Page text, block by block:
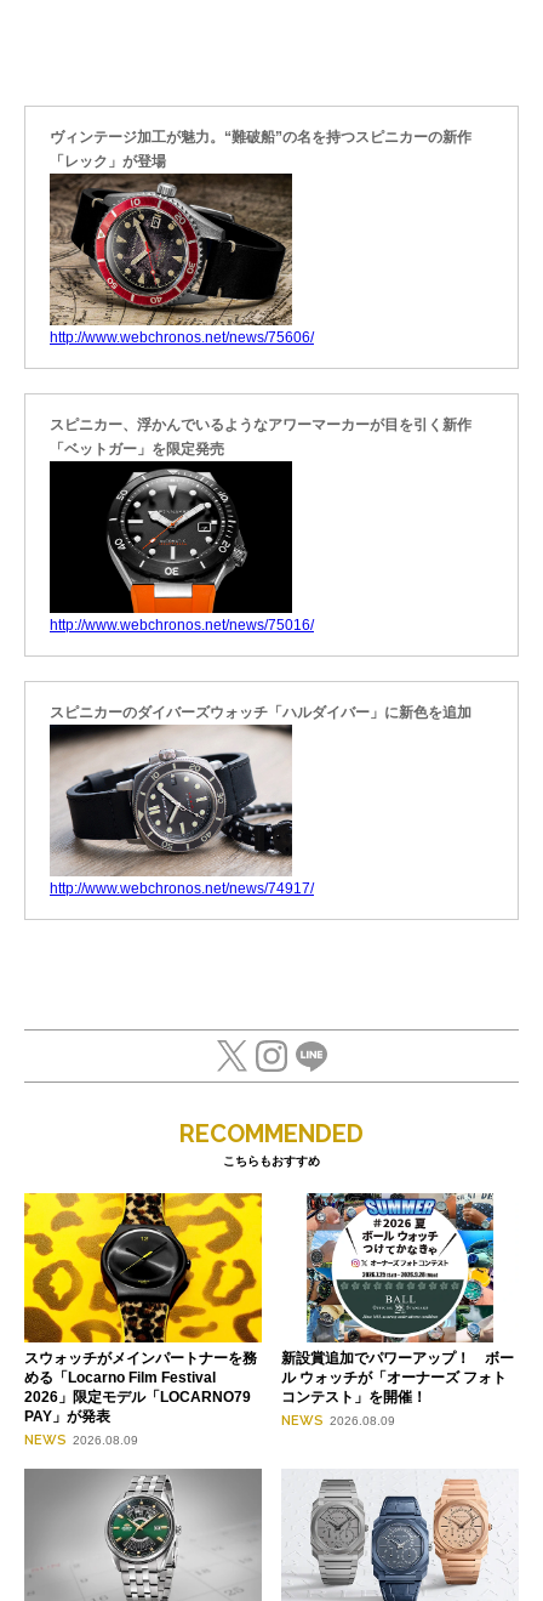
ヴィンテージ加工が魅力。“難破船”の名を持つスピニカーの新作
「レック」が登場
http://www.webchronos.net/news/75606/
スピニカー、浮かんでいるようなアワーマーカーが目を引く新作
「ベットガー」を限定発売
http://www.webchronos.net/news/75016/
スピニカーのダイバーズウォッチ「ハルダイバー」に新色を追加
http://www.webchronos.net/news/74917/
RECOMMENDED
こちらもおすすめ
スウォッチがメインパートナーを務
める「Locarno Film Festival
2026」限定モデル「LOCARNO79
PAY」が発表
NEWS 2026.08.09
新設賞追加でパワーアップ！ ボー
ル ウォッチが「オーナーズ フォト
コンテスト」を開催！
NEWS 2026.08.09